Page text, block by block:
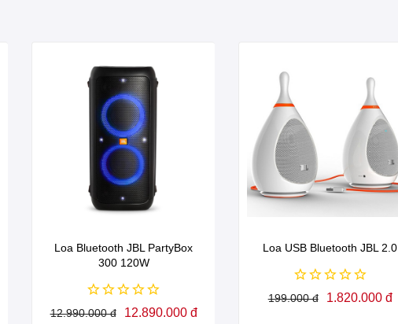
Loa Bluetooth JBL PartyBox
300 120W
12.990.000 đ 12.890.000 đ
Loa USB Bluetooth JBL 2.0
199.000 đ 1.820.000 đ